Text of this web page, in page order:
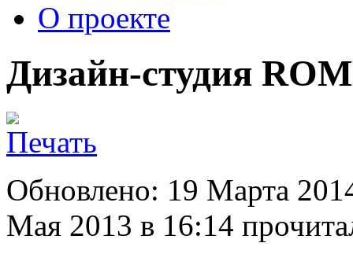
О проекте
Дизайн-студия
Обновлено: 19 Марта
Мая 2013 в 16:14